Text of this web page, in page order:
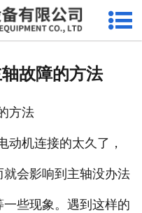
网站首页
联系我们
故障的方法
方法
机连接的太久了，
会影响到主轴没办法
些现象。遇到这样的